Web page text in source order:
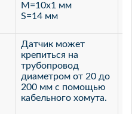
M=10х1 мм
S=14 мм
Датчик может
крепиться на
трубопровод
диаметром от 20 до
200 мм с помощью
кабельного хомута.